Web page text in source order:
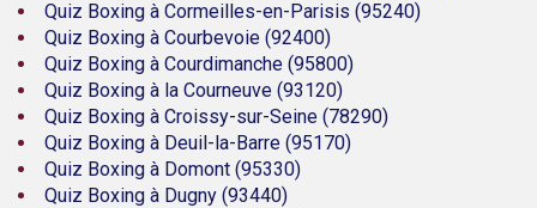
Quiz Boxing à Cormeilles-en-Parisis (95240)
Quiz Boxing à Courbevoie (92400)
Quiz Boxing à Courdimanche (95800)
Quiz Boxing à la Courneuve (93120)
Quiz Boxing à Croissy-sur-Seine (78290)
Quiz Boxing à Deuil-la-Barre (95170)
Quiz Boxing à Domont (95330)
Quiz Boxing à Dugny (93440)